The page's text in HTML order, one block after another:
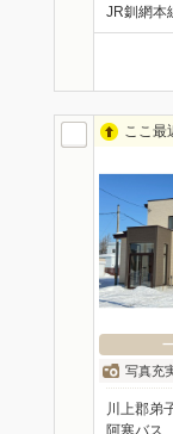
JR釧網本
ここ最
写真充
川上郡弟
阿寒バス